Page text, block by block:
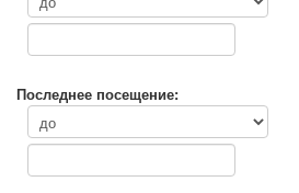
Последнее посещение: